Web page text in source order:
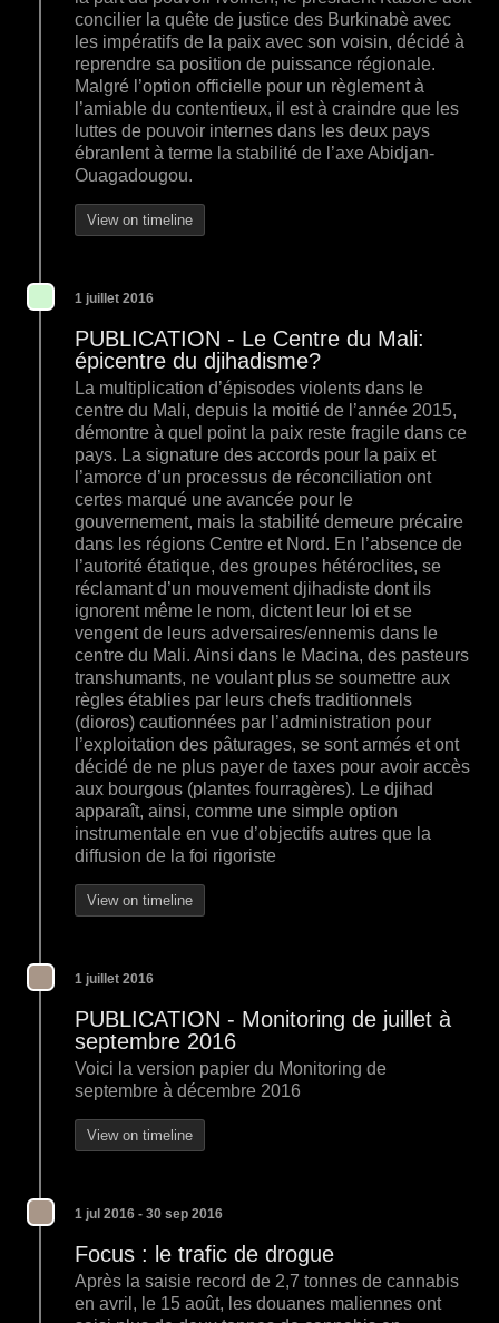
concilier la quête de justice des Burkinabè avec
les impératifs de la paix avec son voisin, décidé à
reprendre sa position de puissance régionale.
Malgré l’option officielle pour un règlement à
l’amiable du contentieux, il est à craindre que les
luttes de pouvoir internes dans les deux pays
ébranlent à terme la stabilité de l’axe Abidjan-
Ouagadougou.
View on timeline
1 juillet 2016
PUBLICATION - Le Centre du Mali:
épicentre du djihadisme?
La multiplication d’épisodes violents dans le
centre du Mali, depuis la moitié de l’année 2015,
démontre à quel point la paix reste fragile dans ce
pays. La signature des accords pour la paix et
l’amorce d’un processus de réconciliation ont
certes marqué une avancée pour le
gouvernement, mais la stabilité demeure précaire
dans les régions Centre et Nord. En l’absence de
l’autorité étatique, des groupes hétéroclites, se
réclamant d’un mouvement djihadiste dont ils
ignorent même le nom, dictent leur loi et se
vengent de leurs adversaires/ennemis dans le
centre du Mali. Ainsi dans le Macina, des pasteurs
transhumants, ne voulant plus se soumettre aux
règles établies par leurs chefs traditionnels
(dioros) cautionnées par l’administration pour
l’exploitation des pâturages, se sont armés et ont
décidé de ne plus payer de taxes pour avoir accès
aux bourgous (plantes fourragères). Le djihad
apparaît, ainsi, comme une simple option
instrumentale en vue d’objectifs autres que la
diffusion de la foi rigoriste
View on timeline
1 juillet 2016
PUBLICATION - Monitoring de juillet à
septembre 2016
Voici la version papier du Monitoring de
septembre à décembre 2016
View on timeline
1 jul 2016 - 30 sep 2016
Focus : le trafic de drogue
Après la saisie record de 2,7 tonnes de cannabis
en avril, le 15 août, les douanes maliennes ont